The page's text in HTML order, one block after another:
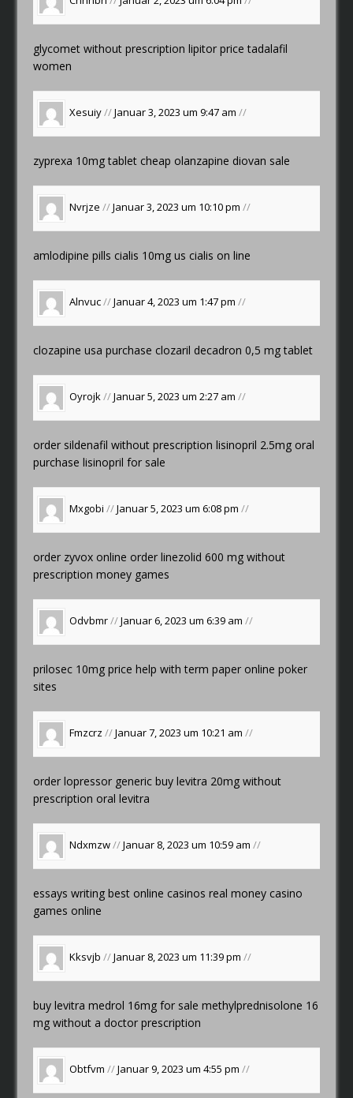
glycomet without prescriptionlipitor price tadalafil
women
Xesuiy//Januar 3, 2023 um 9:47 am//
zyprexa 10mg tabletcheap olanzapine diovan sale
Nvrjze //Januar 3, 2023 um 10:10 pm//
amlodipine pillscialis 10mg us cialis on line
Alnvuc//Januar 4, 2023 um 1:47 pm//
clozapine usapurchase clozaril decadron 0,5 mg tablet
Oyrojk//Januar 5, 2023 um 2:27 am//
order sildenafil without prescriptionlisinopril 2.5mg oral
purchase lisinopril for sale
Mxgobi //Januar 5, 2023 um 6:08 pm//
order zyvox onlineorder linezolid 600 mg without
prescription money games
Odvbmr//Januar 6, 2023 um 6:39 am//
prilosec 10mg pricehelp with term paper online poker
sites
Fmzcrz //Januar 7, 2023 um 10:21 am//
order lopressor genericbuy levitra 20mg without
prescription oral levitra
Ndxmzw//Januar 8, 2023 um 10:59 am//
essays writingbest online casinos real money casino
games online
Kksvjb //Januar 8, 2023 um 11:39 pm//
buy levitramedrol 16mg for sale methylprednisolone 16
mg without a doctor prescription
Obtfvm //Januar 9, 2023 um 4:55 pm//